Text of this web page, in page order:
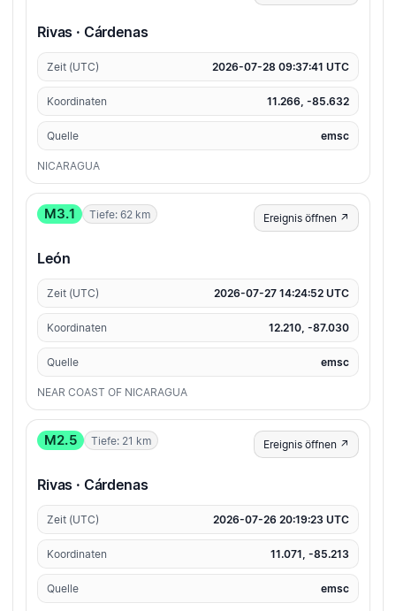
Rivas · Cárdenas
Zeit (UTC) 2026-07-28 09:37:41 UTC
Koordinaten 11.266, -85.632
Quelle emsc
NICARAGUA
M3.1 Tiefe: 62 km Ereignis öffnen ↗
León
Zeit (UTC) 2026-07-27 14:24:52 UTC
Koordinaten 12.210, -87.030
Quelle emsc
NEAR COAST OF NICARAGUA
M2.5 Tiefe: 21 km Ereignis öffnen ↗
Rivas · Cárdenas
Zeit (UTC) 2026-07-26 20:19:23 UTC
Koordinaten 11.071, -85.213
Quelle emsc